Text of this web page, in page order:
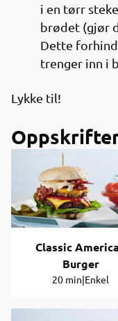
i en tørr
brødet (gjør
Dette
trenger inn i
Lykke til!
Classic
Burger
20 min|Enkel